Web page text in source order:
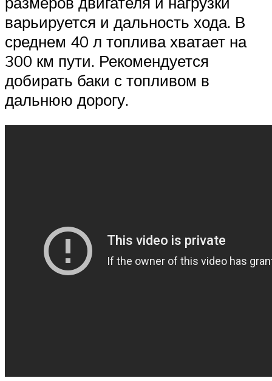
варьируется и дальность хода. В
среднем 40 л топлива хватает на
300 км пути. Рекомендуется
добирать баки с топливом в
дальнюю дорогу.